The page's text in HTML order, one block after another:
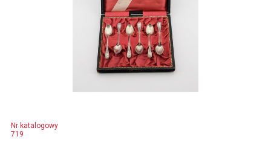
Nr katalogowy
719